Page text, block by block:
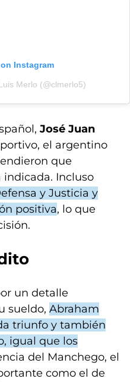
Instagram
Merlo (@clmerlo5)
José Juan
el argentino
que
indicada. Incluso
y Justicia y
positiva, lo que
un detalle
sueldo, Abraham
triunfo y también
igual que los
del Manchego, el
como el de